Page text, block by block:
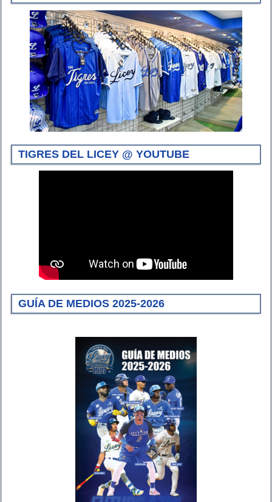
TIGRES DEL LICEY @ YOUTUBE
GUÍA DE MEDIOS 2025-2026